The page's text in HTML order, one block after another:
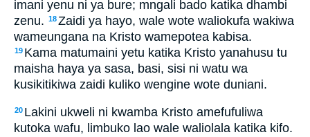
imani yenu ni ya bure; mngali bado katika dhambi
zenu. 18Zaidi ya hayo, wale wote waliokufa wakiwa
wameungana na Kristo wamepotea kabisa.
19 Kama matumaini yetu katika Kristo yanahusu tu
maisha haya ya sasa, basi, sisi ni watu wa
kusikitikiwa zaidi kuliko wengine wote duniani.
20 Lakini ukweli ni kwamba Kristo amefufuliwa
kutoka wafu, limbuko lao wale waliolala katika kifo.